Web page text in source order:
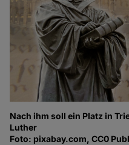
Nach ihm soll ein Platz in
Luther
Foto: pixabay.com, CC0